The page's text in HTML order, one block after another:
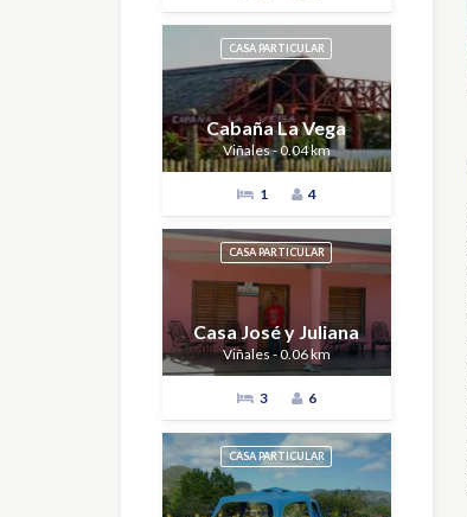
CASA PARTICULAR
Cabaña La Vega
Viñales - 0.04 km
1 4
CASA PARTICULAR
Casa José y Juliana
Viñales - 0.06 km
3 6
CASA PARTICULAR